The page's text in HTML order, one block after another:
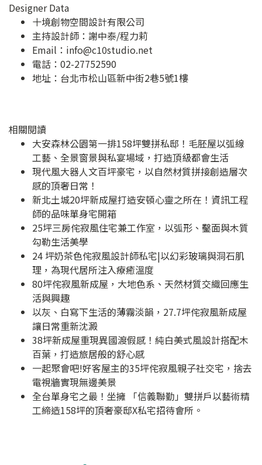
Designer Data
十境創物空間設計有限公司
主持設計師：謝中泰/程力莉
Email： info@c10studio.net
電話：02-27752590
地址： 台北市松山區新中街2巷5號1樓
相關閱讀
大安森林公園第一排158坪雙拼私邸！毛胚屋以弧線
工藝、全景窗景與私宴場域，打造頂級都會生活
現代風大器人文百坪豪宅，以自然材質拼接創造層次
感的頂奢日常！
新北土城20坪新成屋打造安頓心靈之所在！資訊工程
師的品味單身宅開箱
25坪三房侘寂風住宅兼工作室，以弧形、鑿面與木質
勾勒生活美學
24 坪奶茶色侘寂風設計師私宅|以幻彩玻璃與洞石肌
理，為現代居所注入療癒溫度
80坪侘寂風新成屋，大地色系、天然材質交織回應生
活與興趣
以灰、白寫下生活的薄霧淡韻，27.7坪侘寂風新成屋
讓日常重新沈澱
38坪新成屋重現異國渡假感！純白美式風設計搭配木
百葉，打造旅居般的舒心感
一起聚會吧!好客屋主的35坪侘寂風親子社交宅，捨去
電視牆實現無邊美景
全台單身宅之最！坐擁 「信義聯勤」雙拼戶以藝術精
工締造158坪的頂奢豪邸X私宅招待會所。